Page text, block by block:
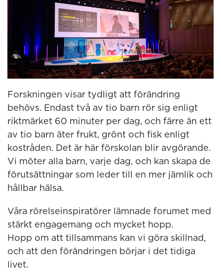
Forskningen visar tydligt att förändring
behövs. Endast två av tio barn rör sig enligt
riktmärket 60 minuter per dag, och färre än ett
av tio barn äter frukt, grönt och fisk enligt
kostråden. Det är här förskolan blir avgörande.
Vi möter alla barn, varje dag, och kan skapa de
förutsättningar som leder till en mer jämlik och
hållbar hälsa.
Våra rörelseinspiratörer lämnade forumet med
stärkt engagemang och mycket hopp.
Hopp om att tillsammans kan vi göra skillnad,
och att den förändringen börjar i det tidiga
livet.